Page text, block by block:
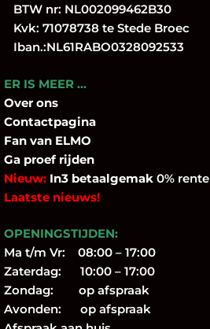
BTW nr: NL002099462B30
Kvk: 71078738 te Stede Broec
Iban.:NL61RABO0328092533
ER IS MEER …
Over ons
Contactpagina
Fan van ELMO
Ga proef rijden
Nieuw: In3 betaalgemak 0% rente
Laatste nieuws!
OPENINGSTIJDEN:
Ma t/m Vr: 08:00 – 17:00
Zaterdag: 10:00 – 17:00
Zondag: op afspraak
Avonden: op afspraak